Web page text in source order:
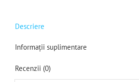
Descriere
Informații suplimentare
Recenzii (0)